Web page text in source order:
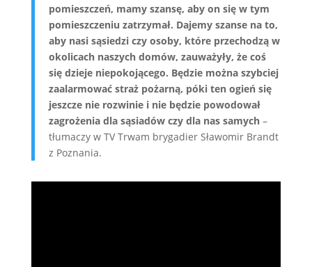
pomieszczeń, mamy szansę, aby on się w tym
pomieszczeniu zatrzymał. Dajemy szanse na to,
aby nasi sąsiedzi czy osoby, które przechodzą w
okolicach naszych domów, zauważyły, że coś
się dzieje niepokojącego. Będzie można szybciej
zaalarmować straż pożarną, póki ten ogień się
jeszcze nie rozwinie i nie będzie powodował
zagrożenia dla sąsiadów czy dla nas samych –
tłumaczy w TV Trwam brygadier Sławomir Brandt
z Poznania.